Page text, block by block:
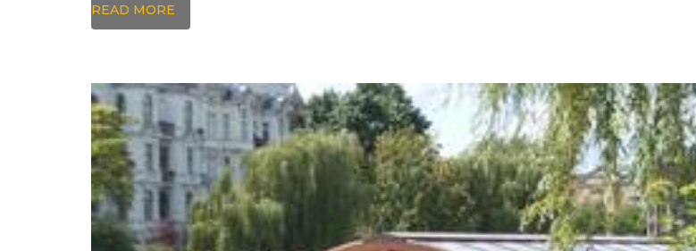
READ MORE